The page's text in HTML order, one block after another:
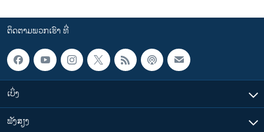
ຕິດຕາມພວກເຮົາ ທີ່
ເບິ່ງ
ຟັງສຽງ